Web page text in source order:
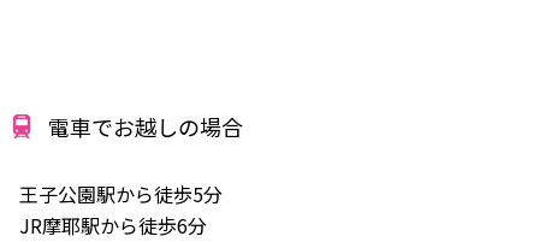
電車でお越しの場合
王子公園駅から徒歩5分
JR摩耶駅から徒歩6分